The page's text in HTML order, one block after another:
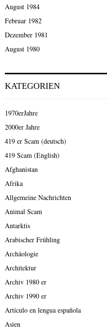
August 1984
Februar 1982
Dezember 1981
August 1980
KATEGORIEN
1970erJahre
2000er Jahre
419 er Scam (deutsch)
419 Scam (English)
Afghanistan
Afrika
Allgemeine Nachrichten
Animal Scam
Antarktis
Arabischer Frühling
Archäologie
Architektur
Archiv 1980 er
Archiv 1990 er
Artículo en lengua española
Asien